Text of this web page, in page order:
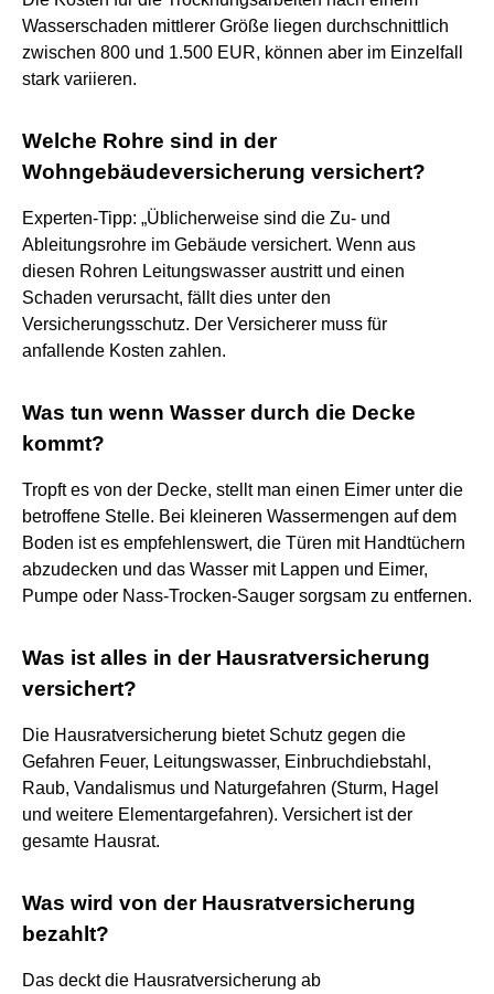
Wasserschaden mittlerer Größe liegen durchschnittlich
zwischen 800 und 1.500 EUR, können aber im Einzelfall
stark variieren.
Welche Rohre sind in der
Wohngebäudeversicherung versichert?
Experten-Tipp: „Üblicherweise sind die Zu- und
Ableitungsrohre im Gebäude versichert. Wenn aus
diesen Rohren Leitungswasser austritt und einen
Schaden verursacht, fällt dies unter den
Versicherungsschutz. Der Versicherer muss für
anfallende Kosten zahlen.
Was tun wenn Wasser durch die Decke
kommt?
Tropft es von der Decke, stellt man einen Eimer unter die
betroffene Stelle. Bei kleineren Wassermengen auf dem
Boden ist es empfehlenswert, die Türen mit Handtüchern
abzudecken und das Wasser mit Lappen und Eimer,
Pumpe oder Nass-Trocken-Sauger sorgsam zu entfernen.
Was ist alles in der Hausratversicherung
versichert?
Die Hausratversicherung bietet Schutz gegen die
Gefahren Feuer, Leitungswasser, Einbruchdiebstahl,
Raub, Vandalismus und Naturgefahren (Sturm, Hagel
und weitere Elementargefahren). Versichert ist der
gesamte Hausrat.
Was wird von der Hausratversicherung
bezahlt?
Das deckt die Hausratversicherung ab